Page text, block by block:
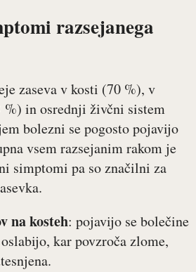
razsejanega
zaseva v kosti (70 %), v
in osrednji živčni sistem
bolezni se pogosto pojavijo
vsem razsejanim rakom je
simptomi pa so značilni za
na kosteh: pojavijo se bolečine
kar povzroča zlome,